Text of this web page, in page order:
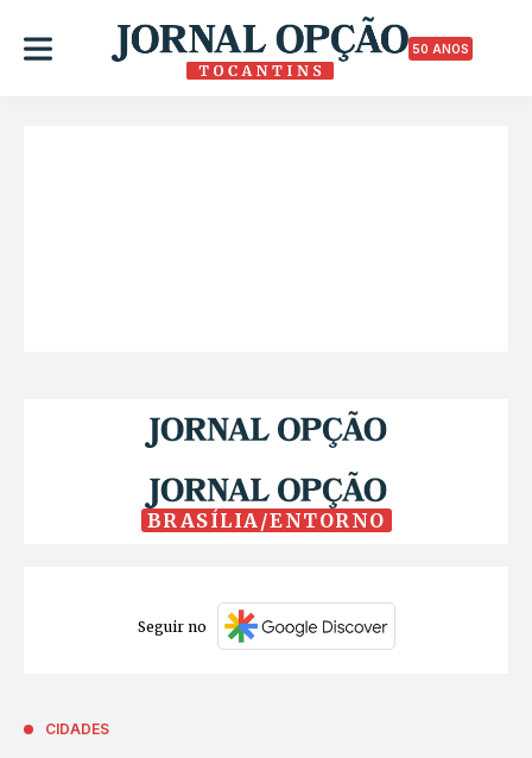
50 ANOS
BRASÍLIA/ENTORNO
Seguir no
CIDADES